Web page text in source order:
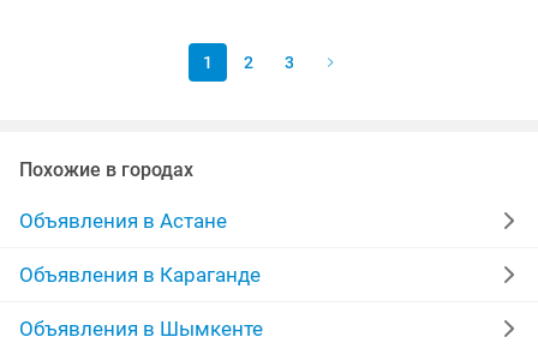
1 2 3
Похожие в городах
Объявления в Астане
Объявления в Караганде
Объявления в Шымкенте